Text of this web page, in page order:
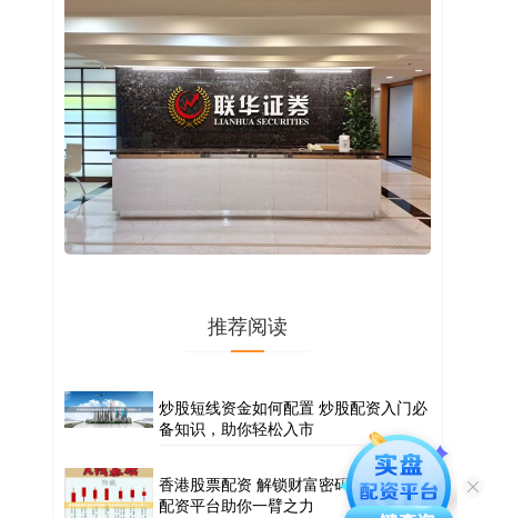
推荐阅读
炒股短线资金如何配置 炒股配资入门必
备知识，助你轻松入市
香港股票配资 解锁财富密码！免费股票
配资平台助你一臂之力